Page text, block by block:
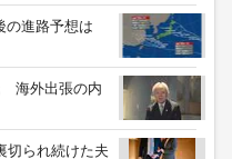
の進路予想は
海外出張の内
切られ続けた夫